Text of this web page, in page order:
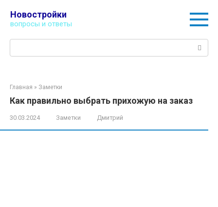
контенту
Новостройки
вопросы и ответы
Главная » Заметки
Как правильно выбрать прихожую на заказ
30.03.2024 Заметки Дмитрий